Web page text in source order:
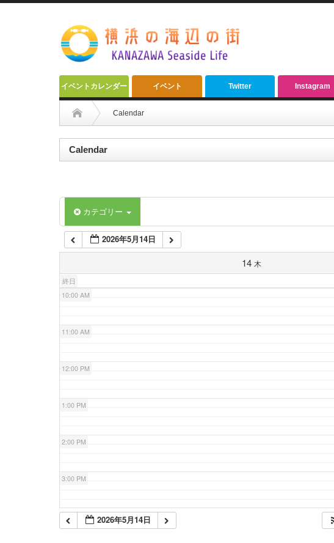
イベントカレンダー イベント Twitter Instagram
Calendar
Calendar
カテゴリー
2026年5月14日
14 木
終日
3:00 AM
4:00 AM
5:00 AM
6:00 AM
10:00 AM
11:00 AM
12:00 PM
1:00 PM
2:00 PM
3:00 PM
4:00 PM 2026年5月14日